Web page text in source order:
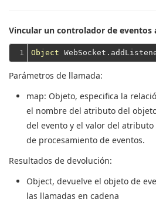
Vincular un controlador de eventos
1 Object
Parámetros de llamada:
map: Objeto, especifica la
el nombre del atributo del
del evento y el valor del
de procesamiento de eventos.
Resultados de devolución:
Object, devuelve el objeto de
las llamadas en cadena